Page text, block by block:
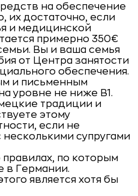
на обеспечение
их достаточно, если
и медицинской
примерно 350€
Вы и ваша семья
от Центра занятости
обеспечения.
и письменным
уровне не ниже B1.
традиции и
этому
если не
несколькими супругами
по которым
в Германии.
является хотя бы